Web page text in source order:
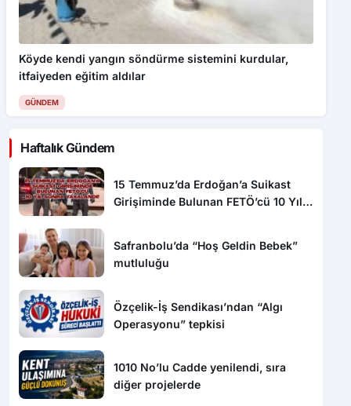
Köyde kendi yangın söndürme sistemini kurdular,
itfaiyeden eğitim aldılar
GÜNDEM
Haftalık Gündem
15 Temmuz’da Erdoğan’a Suikast
Girişiminde Bulunan FETÖ’cü 10 Yıl
Safranbolu’da “Hoş Geldin Bebek”
mutluluğu
Özçelik-İş Sendikası’ndan “Algı
Operasyonu” tepkisi
1010 No’lu Cadde yenilendi, sıra
diğer projelerde